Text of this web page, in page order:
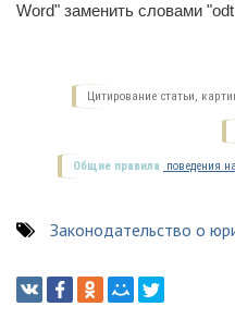
Word" заменить словами
Цитирование статьи,
Общие правила поведения
Законодательство о